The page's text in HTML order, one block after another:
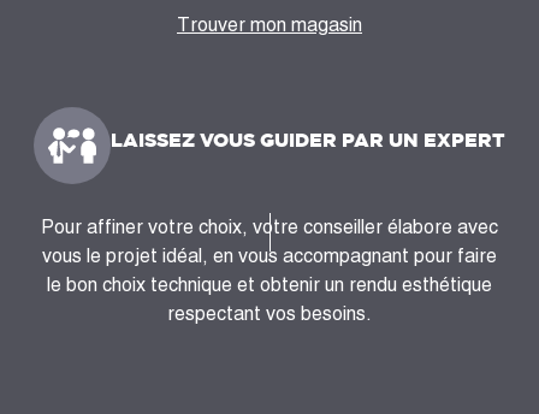
Trouver mon magasin
LAISSEZ VOUS GUIDER PAR UN EXPERT
Pour affiner votre choix, votre conseiller élabore avec
vous le projet idéal, en vous accompagnant pour faire
le bon choix technique et obtenir un rendu esthétique
respectant vos besoins.